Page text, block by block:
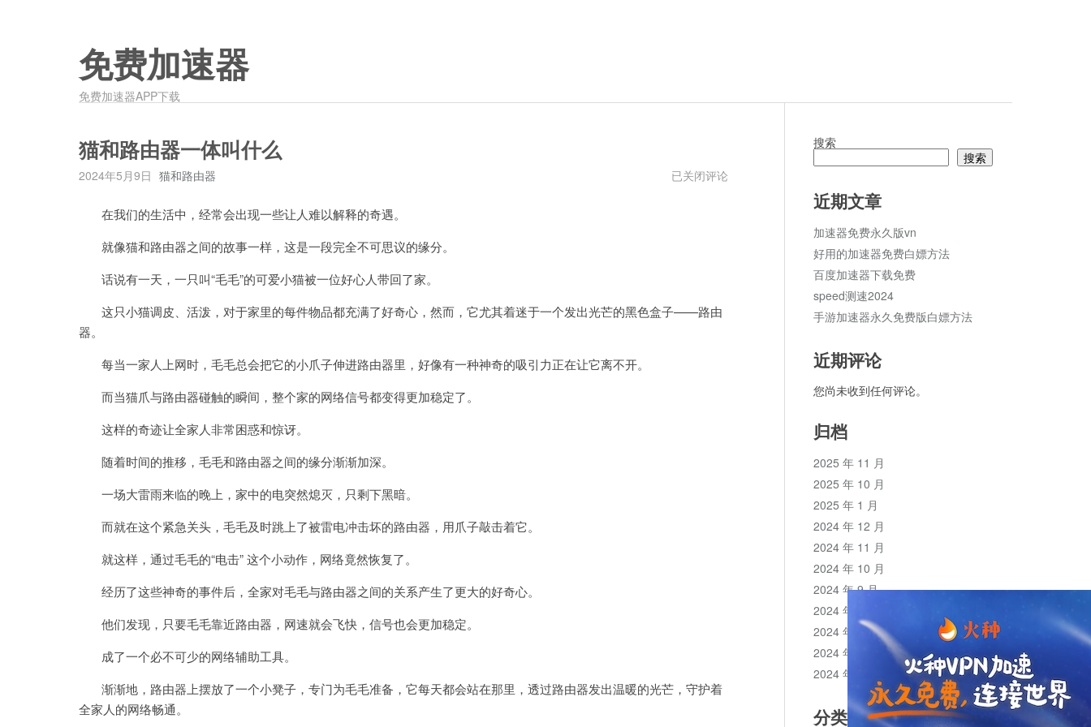
免费加速器
免费加速器APP下载
猫和路由器一体叫什么
2024年5月9日 猫和路由器
猫
已关闭评论
在我们的生活中，经常会出现一些让人难以解释的奇遇。
就像猫和路由器之间的故事一样，这是一段完全不可思议的缘分。
话说有一天，一只叫“毛毛”的可爱小猫被一位好心人带回了家。
这只小猫调皮、活泼，对于家里的每件物品都充满了好奇心，然而，它尤其着迷于一个发出光芒的黑色盒子——路由
器。
每当一家人上网时，毛毛总会把它的小爪子伸进路由器里，好像有一种神奇的吸引力正在让它离不开。
而当猫爪与路由器碰触的瞬间，整个家的网络信号都变得更加稳定了。
这样的奇迹让全家人非常困惑和惊讶。
随着时间的推移，毛毛和路由器之间的缘分渐渐加深。
一场大雷雨来临的晚上，家中的电突然熄灭，只剩下黑暗。
而就在这个紧急关头，毛毛及时跳上了被雷电冲击坏的路由器，用爪子敲击着它。
就这样，通过毛毛的“电击” 这个小动作，网络竟然恢复了。
经历了这些神奇的事件后，全家对毛毛与路由器之间的关系产生了更大的好奇心。
他们发现，只要毛毛靠近路由器，网速就会飞快，信号也会更加稳定。
成了一个必不可少的网络辅助工具。
渐渐地，路由器上摆放了一个小凳子，专门为毛毛准备，它每天都会站在那里，透过路由器发出温暖的光芒，守护着
全家人的网络畅通。
搜索
搜索
近期文章
加速器免费永久版vn
好用的加速器免费白嫖方法
百度加速器下载免费
speed测速2024
手游加速器永久免费版白嫖方法
近期评论
您尚未收到任何评论。
归档
2025 年 11 月
2025 年 10 月
2025 年 1 月
2024 年 12 月
2024 年 11 月
2024 年 10 月
2024 年 9 月
2024 年 8 月
2024 年 7 月
2024 年 6 月
2024 年 5 月
分类目录